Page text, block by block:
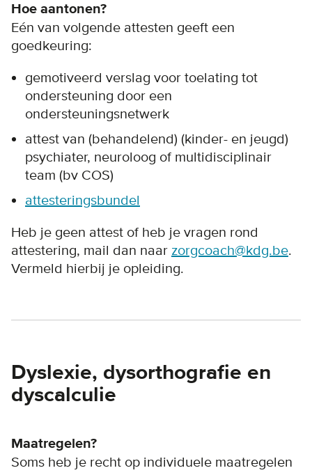
Hoe aantonen?
Eén van volgende attesten geeft een
goedkeuring:
gemotiveerd verslag voor toelating tot
ondersteuning door een
ondersteuningsnetwerk
attest van (behandelend) (kinder- en jeugd)
psychiater, neuroloog of multidisciplinair
team (bv COS)
attesteringsbundel
Heb je geen attest of heb je vragen rond
attestering, mail dan naar zorgcoach@kdg.be.
Vermeld hierbij je opleiding.
Dyslexie, dysorthografie en
dyscalculie
Maatregelen?
Soms heb je recht op individuele maatregelen